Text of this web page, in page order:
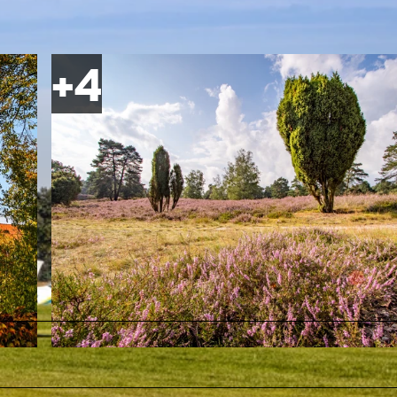
© Lüneburger Heide GmbH / Ulrich von dem Bruch | CC-BY-SA